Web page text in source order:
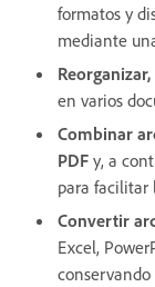
formatos y
mediante
en varios
Combinar
PDF y, a
para facilitar
Convertir
Excel,